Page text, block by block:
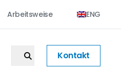
Arbeitsweise ENG
Kontakt